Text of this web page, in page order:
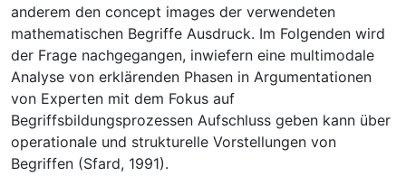
anderem den concept images der verwendeten
mathematischen Begriffe Ausdruck. Im Folgenden wird
der Frage nachgegangen, inwiefern eine multimodale
Analyse von erklärenden Phasen in Argumentationen
von Experten mit dem Fokus auf
Begriffsbildungsprozessen Aufschluss geben kann über
operationale und strukturelle Vorstellungen von
Begriffen (Sfard, 1991).